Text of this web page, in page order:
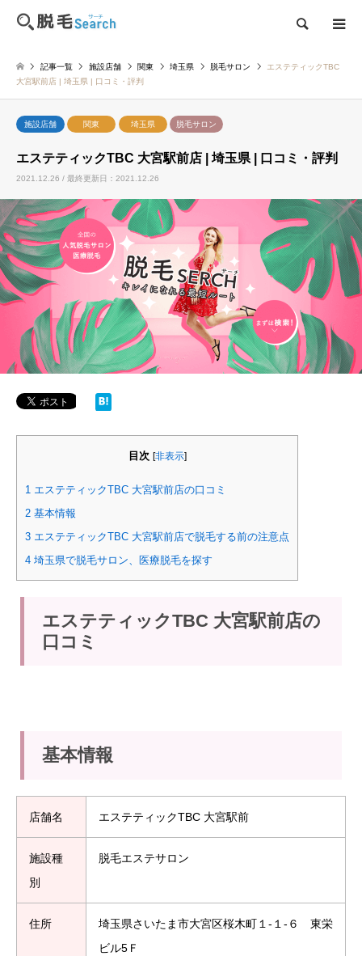
検索
記事一覧 施設店舗 関東 埼玉県 脱毛サロン
エステティックTBC
大宮駅前店 | 埼玉県 | 口コミ・評判
施設店舗 関東 埼玉県 脱毛サロン
エステティックTBC 大宮駅前店 | 埼玉県 | 口コミ・評判
2021.12.26 / 最終更新日：2021.12.26
目次 [非表示]
1 エステティックTBC 大宮駅前店の口コミ
2 基本情報
3 エステティックTBC 大宮駅前店で脱毛する前の注意点
4 埼玉県で脱毛サロン、医療脱毛を探す
エステティックTBC 大宮駅前店の
口コミ
基本情報
店舗名 エステティックTBC 大宮駅前
施設種
別
脱毛エステサロン
住所
埼玉県さいたま市大宮区桜木町１-１-６ 東栄
ビル5Ｆ